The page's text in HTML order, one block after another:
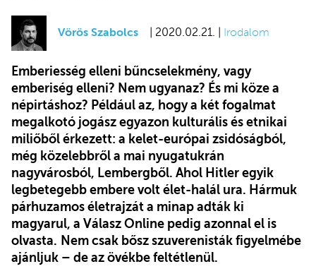
Vörös Szabolcs | 2020.02.21. | Irodalom
Emberiesség elleni bűncselekmény, vagy
emberiség elleni? Nem ugyanaz? És mi köze a
népirtáshoz? Például az, hogy a két fogalmat
megalkotó jogász egyazon kulturális és etnikai
miliőből érkezett: a kelet-európai zsidóságból,
még közelebbről a mai nyugatukrán
nagyvárosból, Lembergből. Ahol Hitler egyik
legbetegebb embere volt élet-halál ura. Hármuk
párhuzamos életrajzát a minap adták ki
magyarul, a Válasz Online pedig azonnal el is
olvasta. Nem csak bősz szuverenisták figyelmébe
ajánljuk – de az övékbe feltétlenül.